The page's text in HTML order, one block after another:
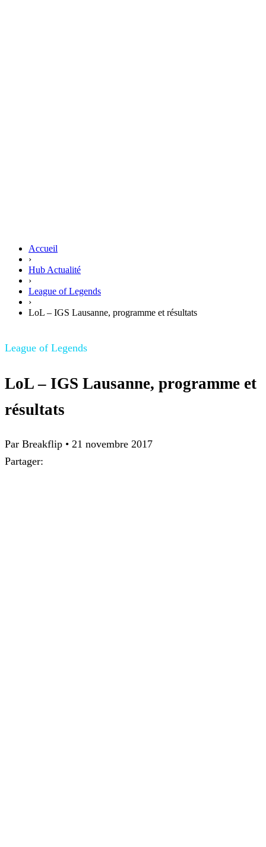
Accueil
›
Hub Actualité
›
League of Legends
›
LoL – IGS Lausanne, programme et résultats
League of Legends
LoL – IGS Lausanne, programme et
résultats
Par Breakflip • 21 novembre 2017
Partager: